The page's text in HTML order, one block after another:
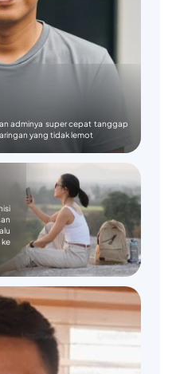
adminya super cepat tanggap
yang tidak lemot